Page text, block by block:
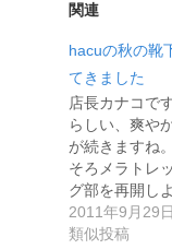
関連
hacuの秋の靴
てきました
店長カナコで
らしい、爽や
が続きますね
そろメラトレ
グ部を再開し
と。 …
2011年9月29日
類似投稿